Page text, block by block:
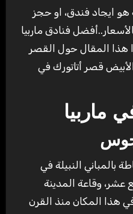
ايجاد فندق، او حجز
فنادق ماربيا
هذا المقال حول القصر
قصر أتاتورك في
ماربيا
النبيلة في
عشر، وقاعة المدينة
هذا المكان منذ القرن